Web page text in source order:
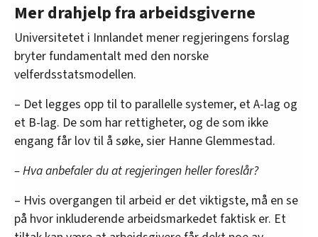
et enklere og mer oversiktlig system, med kun
ett regelverk å forholde seg til.
å regulere forhold som kan påvirke flyktninger
og migranters vurdering av å velge å reise til
Norge.
Mer drahjelp fra arbeidsgiverne
Universitetet i Innlandet mener regjeringens forslag
bryter fundamentalt med den norske
velferdsstatsmodellen.
– Det legges opp til to parallelle systemer, et A-lag og
et B-lag. De som har rettigheter, og de som ikke
engang får lov til å søke, sier Hanne Glemmestad.
– Hva anbefaler du at regjeringen heller foreslår?
– Hvis overgangen til arbeid er det viktigste, må en se
på hvor inkluderende arbeidsmarkedet faktisk er. Et